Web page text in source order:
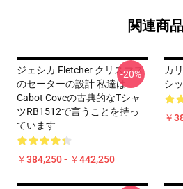
関連商品
ジェシカ Fletcher クリスマス
のセーターの設計 私達は
Cabot Coveの古典的なTシャ
ツRB1512で言うことを持っ
ています
￥384,250 - ￥442,250
-20%
カ
シ
￥